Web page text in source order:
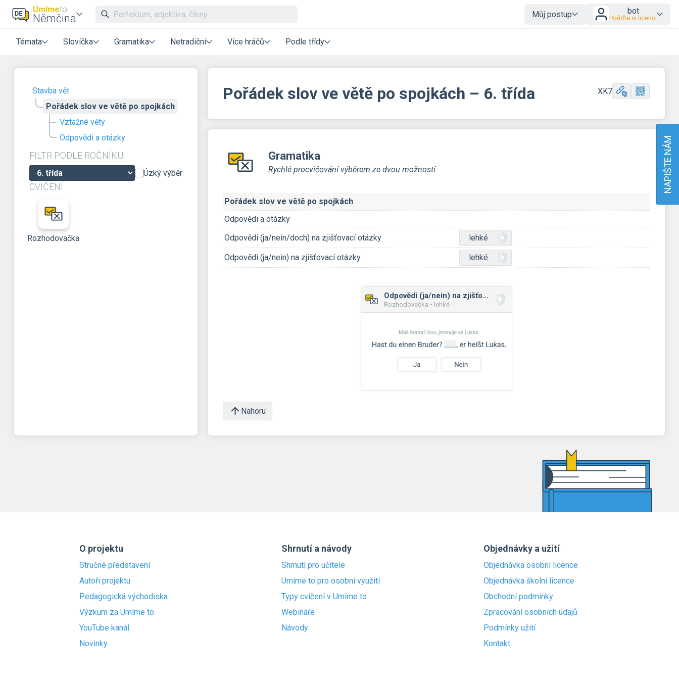
Umímeto
Němčina Můj postup bot
Pořiďte si licenci
Témata Slovíčka Gramatika Netradiční Více hráčů Podle třídy
Stavba vět
Pořádek slov ve větě po spojkách
Vztažné věty
Odpovědi a otázky
FILTR PODLE ROČNÍKU
Úzký výběr
CVIČENÍ
Rozhodovačka
Pořádek slov ve větě po spojkách – 6. třída XK7
Gramatika
Rychlé procvičování výběrem ze dvou možností.
Pořádek slov ve větě po spojkách
Odpovědi a otázky
Odpovědi (ja/nein/doch) na zjišťovací otázky
lehké
Odpovědi (ja/nein) na zjišťovací otázky lehké
Odpovědi (ja/nein) na zjišťovací otázky
Rozhodovačka • lehké
Nahoru
O projektu
Stručné představení
Autoři projektu
Pedagogická východiska
Výzkum za Umíme to
YouTube kanál
Novinky
Shrnutí a návody
Shrnutí pro učitele
Umíme to pro osobní využití
Typy cvičení v Umíme to
Webináře
Návody
Objednávky a užití
Objednávka osobní licence
Objednávka školní licence
Obchodní podmínky
Zpracování osobních údajů
Podmínky užití
Kontakt
NAPIŠTE NÁM